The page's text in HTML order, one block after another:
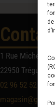
1 Rue Michel
22950 Trégueux
02 96 52 52 52